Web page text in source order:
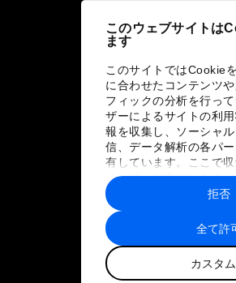
このウェブサイトは
ます
このサイトではCookie
に合わせたコンテンツ
フィックの分析を行っ
ザーによるサイトの利
報を収集し、ソーシャ
信、データ解析の各パ
有しています。ここで収
ユーザーが各パートナ
報や各パートナーのサー
に収集された情報と組
トナーによって使用され
す。
全て許
カスタ
拒否